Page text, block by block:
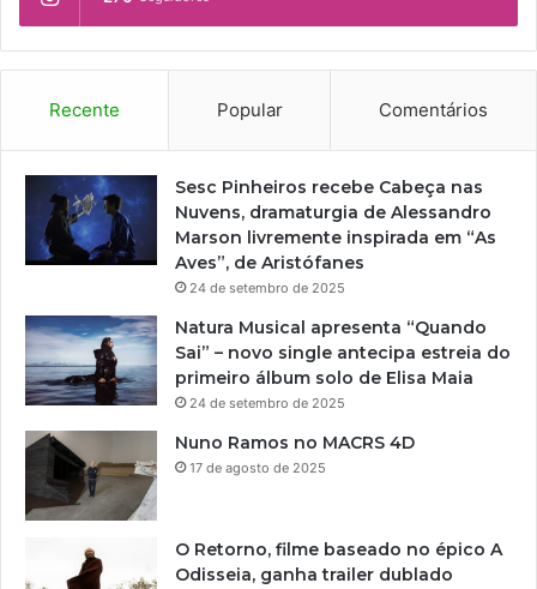
Recente Popular Comentários
Sesc Pinheiros recebe Cabeça nas
Nuvens, dramaturgia de Alessandro
Marson livremente inspirada em “As
Aves”, de Aristófanes
24 de setembro de 2025
Natura Musical apresenta “Quando
Sai” – novo single antecipa estreia do
primeiro álbum solo de Elisa Maia
24 de setembro de 2025
Nuno Ramos no MACRS 4D
17 de agosto de 2025
O Retorno, filme baseado no épico A
Odisseia, ganha trailer dublado